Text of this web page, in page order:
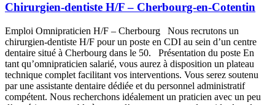
Chirurgien-dentiste H/F – Cherbourg-en-Cotentin
Emploi Omnipraticien H/F – Cherbourg Nous recrutons un
chirurgien-dentiste H/F pour un poste en CDI au sein d’un centre
dentaire situé à Cherbourg dans le 50. Présentation du poste En
tant qu’omnipraticien salarié, vous aurez à disposition un plateau
technique complet facilitant vos interventions. Vous serez soutenu
par une assistante dentaire dédiée et du personnel administratif
compétent. Nous recherchons idéalement un praticien avec un peu